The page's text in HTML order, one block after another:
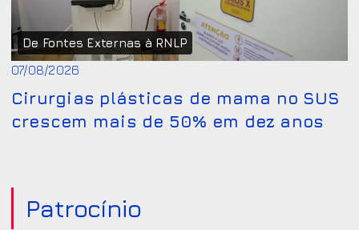
De Fontes Externas à RNLP
07/08/2026
Cirurgias plásticas de mama no SUS
crescem mais de 50% em dez anos
Patrocínio